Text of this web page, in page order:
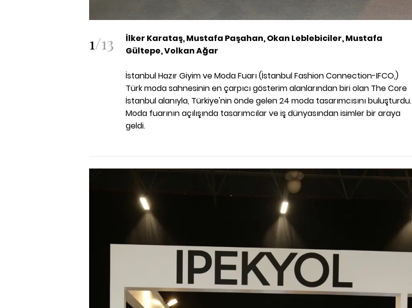
1/13
İlker Karataş, Mustafa Paşahan, Okan Leblebiciler, Mustafa
Gültepe, Volkan Ağar
İstanbul Hazır Giyim ve Moda Fuarı (İstanbul Fashion Connection-IFCO,)
Türk moda sahnesinin en çarpıcı gösterim alanlarından biri olan The Core
İstanbul alanıyla, Türkiye'nin önde gelen 24 moda tasarımcısını buluşturdu.
Moda fuarının açılışında tasarımcılar ve iş dünyasından isimler bir araya
geldi.